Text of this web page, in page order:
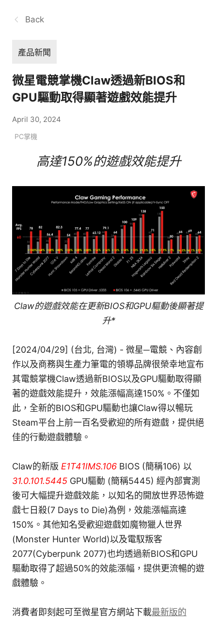
Back
產品新聞
微星電競掌機Claw透過新BIOS和
GPU驅動取得顯著遊戲效能提升
April 30, 2024
PC掌機
高達150%的遊戲效能提升
Claw的遊戲效能在更新BIOS和GPU驅動後顯著提
升*
[2024/04/29] (台北, 台灣) - 微星─電競、內容創
作以及商務與生產力筆電的領導品牌很榮幸地宣布
其電競掌機Claw透過新BIOS以及GPU驅動取得顯
著的遊戲效能提升，效能漲幅高達150%。不僅如
此，全新的BIOS和GPU驅動也讓Claw得以暢玩
Steam平台上前一百名受歡迎的所有遊戲，提供絕
佳的行動遊戲體驗。
Claw的新版 E1T41IMS.106 BIOS (簡稱106) 以
31.0.101.5445 GPU驅動 (簡稱5445) 經內部實測
後可大幅提升遊戲效能，以知名的開放世界恐怖遊
戲七日殺(7 Days to Die)為例，效能漲幅高達
150%。其他知名受歡迎遊戲如魔物獵人世界
(Monster Hunter World)以及電馭叛客
2077(Cyberpunk 2077)也均透過新BIOS和GPU
驅動取得了超過50%的效能漲幅，提供更流暢的遊
戲體驗。
消費者即刻起可至微星官方網站下載最新版的